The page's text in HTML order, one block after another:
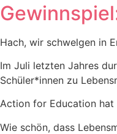
Hach, wir schwelgen in
Im Juli letzten Jahres
Schüler*innen zu
Action for Education hat
Wie schön, dass